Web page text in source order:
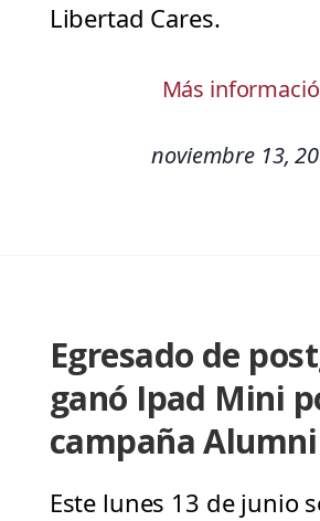
Libertad Cares.
Más
noviembre 13,
Egresado de
ganó Ipad Mini
campaña
Este lunes 13 de junio